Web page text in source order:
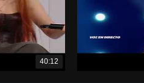
40:12